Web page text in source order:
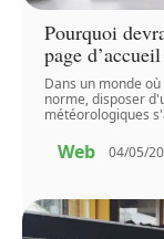
Pourquoi
page
Dans un monde
norme, disposer
météorologiques
Web 04/05/